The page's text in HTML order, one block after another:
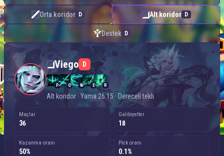
Orta koridor D Alt koridor D
Destek D
Viego — Alt koridor
Viego D
P Q W E R
Alt koridor · Yama 26.15 · Dereceli tekli
Maçlar
36
Galibiyetler
18
Kazanma oranı
50%
Pick oranı
0.1%